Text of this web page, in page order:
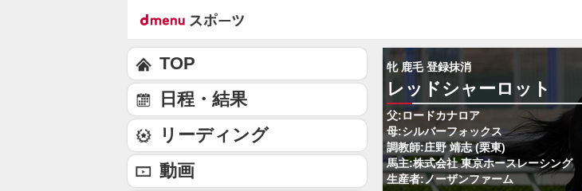
牝 鹿毛 登録抹消
レッドシャーロット
父:ロードカナロア
母:シルバーフォックス
調教師:庄野 靖志 (栗東)
馬主:株式会社 東京ホースレーシング
生産者:ノーザンファーム
TOP
日程・結果
リーディング
動画